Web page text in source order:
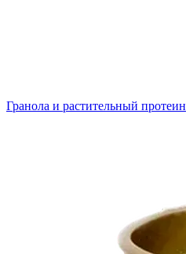
Гранола и растительный протеин